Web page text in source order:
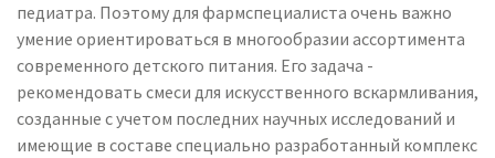
педиатра. Поэтому для фармспециалиста очень важно
умение ориентироваться в многообразии ассортимента
современного детского питания. Его задача -
рекомендовать смеси для искусственного вскармливания,
созданные с учетом последних научных исследований и
имеющие в составе специально разработанный комплекс